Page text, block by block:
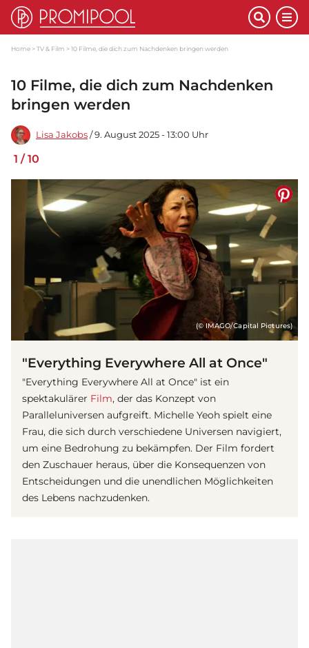
Home TV & Film 10 Filme, die dich zum Nachdenken bringen werden
10 Filme, die dich zum Nachdenken
bringen werden
Lisa Jakobs / 9. August 2025 - 13:00 Uhr
1 /10
(© IMAGO/Capital Pictures)
"Everything Everywhere All at Once"
"Everything Everywhere All at Once" ist ein
spektakulärer Film, der das Konzept von
Paralleluniversen aufgreift. Michelle Yeoh spielt eine
Frau, die sich durch verschiedene Universen navigiert,
um eine Bedrohung zu bekämpfen. Der Film fordert
den Zuschauer heraus, über die Konsequenzen von
Entscheidungen und die unendlichen Möglichkeiten
des Lebens nachzudenken.